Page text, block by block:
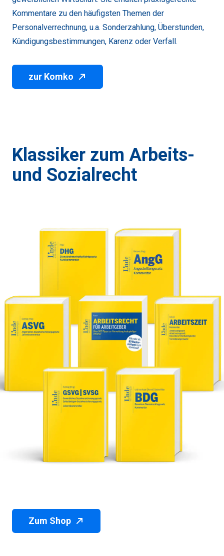
Kommentare zu den häufigsten Themen der
Personalverrechnung, u.a. Sonderzahlung, Überstunden,
Kündigungsbestimmungen, Karenz oder Verfall.
zur Komko
Klassiker zum Arbeits-
und Sozialrecht
Zum Shop